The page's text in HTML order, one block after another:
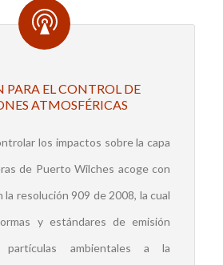
PARA EL CONTROL DE
ATMOSFÉRICAS
los impactos sobre la capa
de Puerto Wilches acoge con
resolución 909 de 2008, la cual
y estándares de emisión
partículas ambientales a la